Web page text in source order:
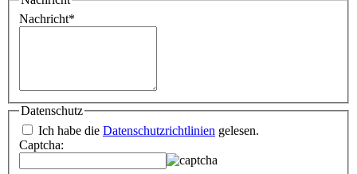
Nachricht*
Datenschutz
Ich habe die Datenschutzrichtlinien gelesen.
Captcha: